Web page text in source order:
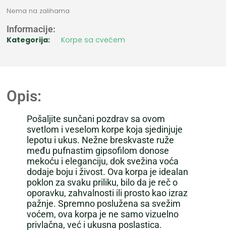
Nema na zalihama
Informacije:
Kategorija: Korpe sa cvećem
Opis:
Pošaljite sunčani pozdrav sa ovom
svetlom i veselom korpe koja sjedinjuje
lepotu i ukus. Nežne breskvaste ruže
među pufnastim gipsofilom donose
mekoću i eleganciju, dok svežina voća
dodaje boju i živost. Ova korpa je idealan
poklon za svaku priliku, bilo da je reč o
oporavku, zahvalnosti ili prosto kao izraz
pažnje. Spremno poslužena sa svežim
voćem, ova korpa je ne samo vizuelno
privlačna, već i ukusna poslastica.